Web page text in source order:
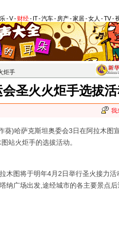
-V- 财经- IT-汽车- 房产-家居-女人 -TV-
炬手
圣火火炬手选拔
我
)哈萨克斯坦奥委会3日在阿拉木图
站火炬手的选拔活动。
木图将于明年4月2日举行圣火接力活
纳广场出发,途经城市的各主要景点